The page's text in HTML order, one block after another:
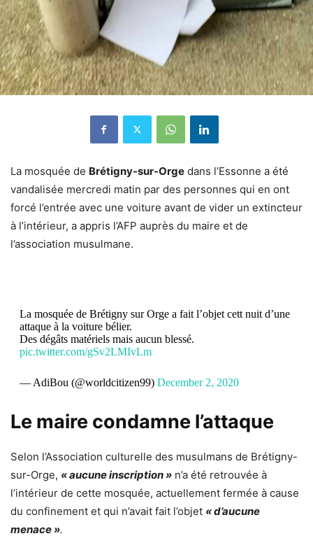
La mosquée de Brétigny-sur-Orge dans l’Essonne a été
vandalisée mercredi matin par des personnes qui en ont
forcé l’entrée avec une voiture avant de vider un extincteur
à l’intérieur, a appris l’AFP auprès du maire et de
l’association musulmane.
La mosquée de Brétigny sur Orge a fait l’objet cett nuit d’une
attaque à la voiture bélier.
Des dégâts matériels mais aucun blessé.
pic.twitter.com/gSv2LMIvLm
— AdiBou (@worldcitizen99) December 2, 2020
Le maire condamne l’attaque
Selon l’Association culturelle des musulmans de Brétigny-
sur-Orge, « aucune inscription » n’a été retrouvée à
l’intérieur de cette mosquée, actuellement fermée à cause
du confinement et qui n’avait fait l’objet « d’aucune
menace ».